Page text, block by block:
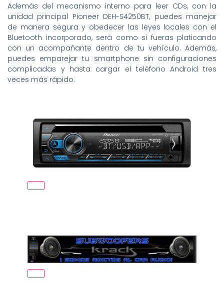
Además del mecanismo interno para leer CDs, con la
unidad principal Pioneer DEH-S4250BT, puedes manejar
de manera segura y obedecer las leyes locales con el
Bluetooth incorporado, será como si fueras platicando
con un acompañante dentro de tu vehículo. Además,
puedes emparejar tu smartphone sin configuraciones
complicadas y hasta cargar el teléfono Android tres
veces más rápido.